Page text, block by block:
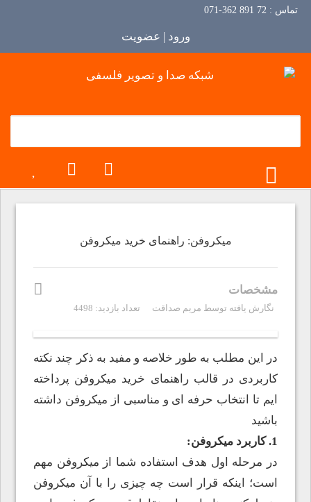
تماس : 72 891 362-071
ورود | عضویت
TOGGLE MENU
میکروفن: راهنمای خرید میکروفن
مشخصات
نگارش یافته توسط مریم صداقت تعداد بازدید: 4498
در این مطلب به طور خلاصه و مفید به ذکر چند نکته
کاربردی در قالب راهنمای خرید میکروفن پرداخته
ایم تا انتخاب حرفه ای و مناسبی از میکروفن داشته
باشید
1. کاربرد میکروفن:
در مرحله اول هدف استفاده شما از میکروفن مهم
است؛ اینکه قرار است چه چیزی را با آن میکروفن